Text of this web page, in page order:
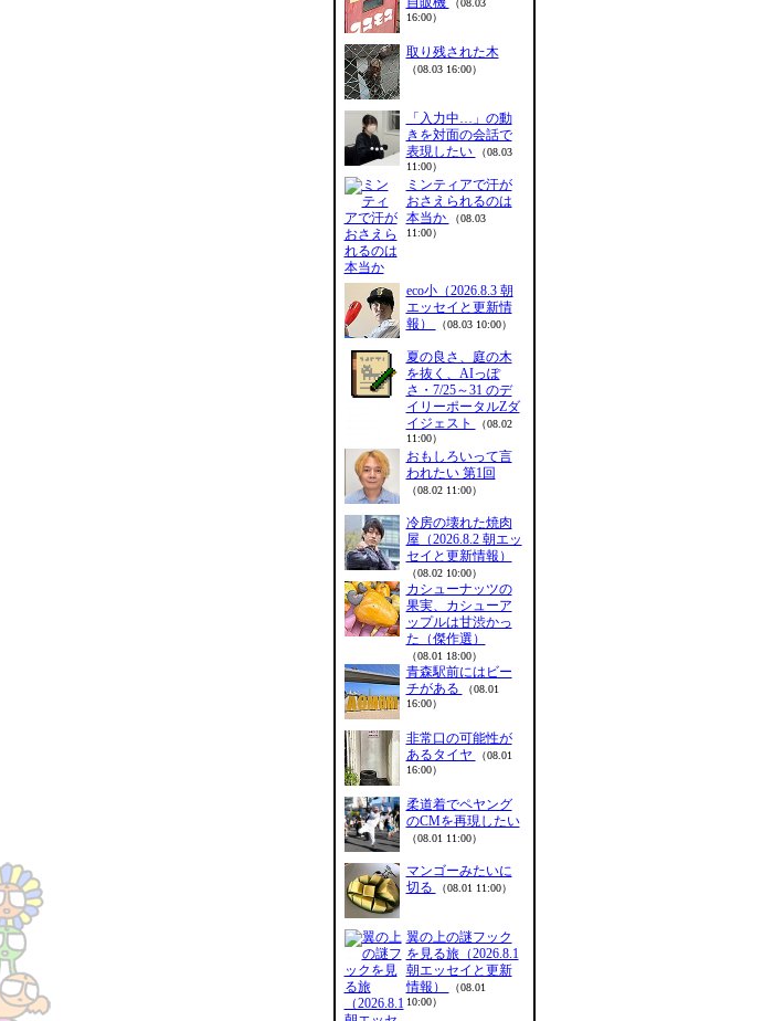
（08.03
16:00）
取り残された木
（08.03 16:00）
「入力中…」の動
きを対面の会話で
表現したい
（08.03
11:00）
ミンティアで汗が
おさえられるのは
本当か
（08.03
11:00）
eco小（2026.8.3 朝
エッセイと更新情
報）
（08.03 10:00）
夏の良さ、庭の木
を抜く、AIっぽ
さ・7/25～31 のデ
イリーポータルZダ
イジェスト
（08.02
11:00）
おもしろいって言
われたい 第1回
（08.02 11:00）
冷房の壊れた焼肉
屋（2026.8.2 朝エッ
セイと更新情報）
（08.02 10:00）
カシューナッツの
果実、カシューア
ップルは甘渋かっ
た（傑作選）
（08.01 18:00）
青森駅前にはビー
チがある
（08.01
16:00）
非常口の可能性が
あるタイヤ
（08.01
16:00）
柔道着でペヤング
のCMを再現したい
（08.01 11:00）
マンゴーみたいに
切る
（08.01 11:00）
翼の上の謎フック
を見る旅（2026.8.1
朝エッセイと更新
情報）
（08.01
10:00）